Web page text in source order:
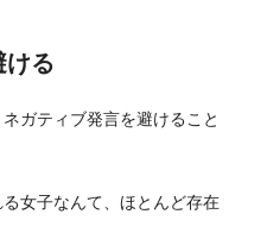
ける
ガティブ発言を避けること
女子なんて、ほとんど存在